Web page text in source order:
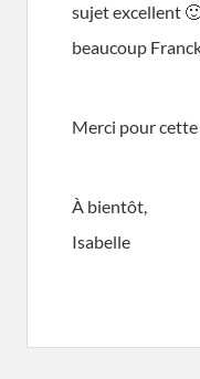
sujet excellent
beaucoup
Merci pour
À bientôt,
Isabelle